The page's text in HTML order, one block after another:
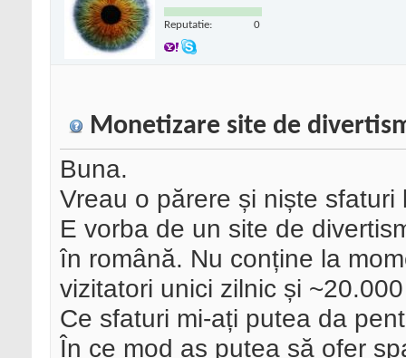
Reputatie: 0
Monetizare site de
Buna.
Vreau o părere și niște
E vorba de un site de
în română. Nu conține la
vizitatori unici zilnic și
Ce sfaturi mi-ați putea da
În ce mod aș putea să ofer